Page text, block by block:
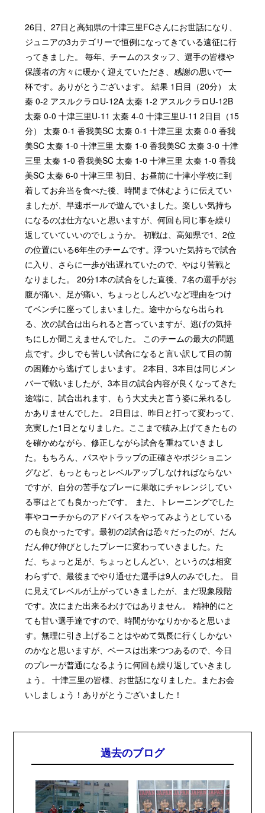
26日、27日と高知県の十津三里FCさんにお世話になり、
ジュニアの3カテゴリーで恒例になってきている遠征に行
ってきました。 毎年、チームのスタッフ、選手の皆様や
保護者の方々に暖かく迎えていただき、感謝の思いで一
杯です。ありがとうございます。 結果 1日目（20分） 太
秦 0-2 アスルクラロU-12A 太秦 1-2 アスルクラロU-12B
太秦 0-0 十津三里U-11 太秦 4-0 十津三里U-11 2日目（15
分） 太秦 0-1 香我美SC 太秦 0-1 十津三里 太秦 0-0 香我
美SC 太秦 1-0 十津三里 太秦 1-0 香我美SC 太秦 3-0 十津
三里 太秦 1-0 香我美SC 太秦 1-0 十津三里 太秦 1-0 香我
美SC 太秦 6-0 十津三里 初日、お昼前に十津小学校に到
着してお弁当を食べた後、時間まで休むように伝えてい
ましたが、早速ボールで遊んでいました。楽しい気持ち
になるのは仕方ないと思いますが、何回も同じ事を繰り
返していていいのでしょうか。 初戦は、高知県で1、2位
の位置にいる6年生のチームです。浮ついた気持ちで試合
に入り、さらに一歩が出遅れていたので、やはり苦戦と
なりました。 20分1本の試合をした直後、7名の選手がお
腹が痛い、足が痛い、ちょっとしんどいなど理由をつけ
てベンチに座ってしまいました。途中からなら出られ
る、次の試合は出られると言っていますが、逃げの気持
ちにしか聞こえませんでした。 このチームの最大の問題
点です。少しでも苦しい試合になると言い訳して目の前
の困難から逃げてしまいます。 2本目、3本目は同じメン
バーで戦いましたが、3本目の試合内容が良くなってきた
途端に、試合出れます、もう大丈夫と言う姿に呆れるし
かありませんでした。 2日目は、昨日と打って変わって、
充実した1日となりました。ここまで積み上げてきたもの
を確かめながら、修正しながら試合を重ねていきまし
た。もちろん、パスやトラップの正確さやポジショニン
グなど、もっともっとレベルアップしなければならない
ですが、自分の苦手なプレーに果敢にチャレンジしてい
る事はとても良かったです。 また、トレーニングでした
事やコーチからのアドバイスをやってみようとしている
のも良かったです。最初の2試合は恐々だったのが、だん
だん伸び伸びとしたプレーに変わっていきました。た
だ、ちょっと足が、ちょっとしんどい、というのは相変
わらずで、最後までやり通せた選手は9人のみでした。 目
に見えてレベルが上がっていきましたが、まだ現象段階
です。次にまた出来るわけではありません。 精神的にと
ても甘い選手達ですので、時間がかなりかかると思いま
す。無理に引き上げることはやめて気長に行くしかない
のかなと思いますが、ベースは出来つつあるので、今日
のプレーが普通になるように何回も繰り返していきまし
ょう。 十津三里の皆様、お世話になりました。またお会
いしましょう！ありがとうございました！
過去のブログ